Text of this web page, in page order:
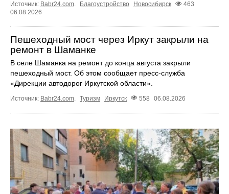
Источник: Babr24.com. Благоустройство Новосибирск
463
06.08.2026
Пешеходный мост через Иркут закрыли на
ремонт в Шаманке
В селе Шаманка на ремонт до конца августа закрыли
пешеходный мост. Об этом сообщает пресс‑служба
«Дирекции автодорог Иркутской области».
Источник: Babr24.com Туризм Иркутск 558 06.08.2026